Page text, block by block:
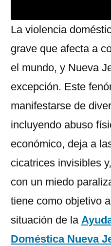
La violencia
grave que afecta a
el mundo, y Nueva
excepción. Este
manifestarse de
incluyendo abuso
económico, deja a
cicatrices invisibles
con un miedo
tiene como objetivo
situación de la
Doméstica Nueva